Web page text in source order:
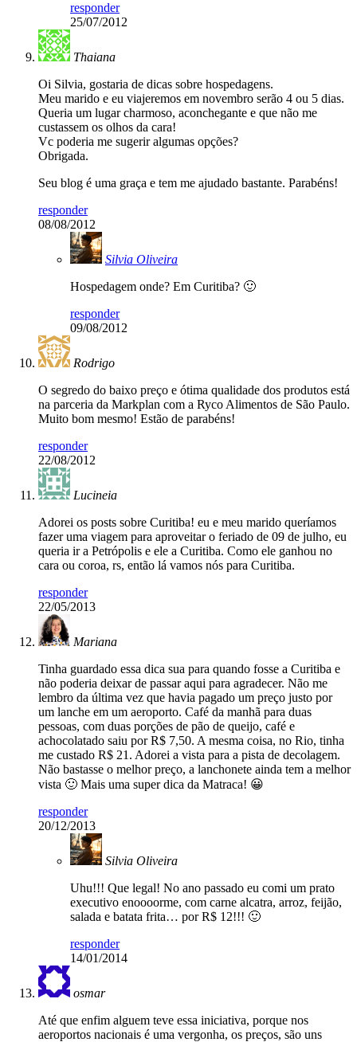
responder
25/07/2012
Thaiana
Oi Silvia, gostaria de dicas sobre hospedagens.
Meu marido e eu viajeremos em novembro serão 4 ou 5 dias.
Queria um lugar charmoso, aconchegante e que não me
custassem os olhos da cara!
Vc poderia me sugerir algumas opções?
Obrigada.
Seu blog é uma graça e tem me ajudado bastante. Parabéns!
responder
08/08/2012
Silvia Oliveira
Hospedagem onde? Em Curitiba? 🙂
responder
09/08/2012
Rodrigo
O segredo do baixo preço e ótima qualidade dos produtos está
na parceria da Markplan com a Ryco Alimentos de São Paulo.
Muito bom mesmo! Estão de parabéns!
responder
22/08/2012
Lucineia
Adorei os posts sobre Curitiba! eu e meu marido queríamos
fazer uma viagem para aproveitar o feriado de 09 de julho, eu
queria ir a Petrópolis e ele a Curitiba. Como ele ganhou no
cara ou coroa, rs, então lá vamos nós para Curitiba.
responder
22/05/2013
Mariana
Tinha guardado essa dica sua para quando fosse a Curitiba e
não poderia deixar de passar aqui para agradecer. Não me
lembro da última vez que havia pagado um preço justo por
um lanche em um aeroporto. Café da manhã para duas
pessoas, com duas porções de pão de queijo, café e
achocolatado saiu por R$ 7,50. A mesma coisa, no Rio, tinha
me custado R$ 21. Adorei a vista para a pista de decolagem.
Não bastasse o melhor preço, a lanchonete ainda tem a melhor
vista 🙂 Mais uma super dica da Matraca! 😀
responder
20/12/2013
Silvia Oliveira
Uhu!!! Que legal! No ano passado eu comi um prato
executivo enoooorme, com carne alcatra, arroz, feijão,
salada e batata frita… por R$ 12!!! 🙂
responder
14/01/2014
osmar
Até que enfim alguem teve essa iniciativa, porque nos
aeroportos nacionais é uma vergonha, os preços, são uns